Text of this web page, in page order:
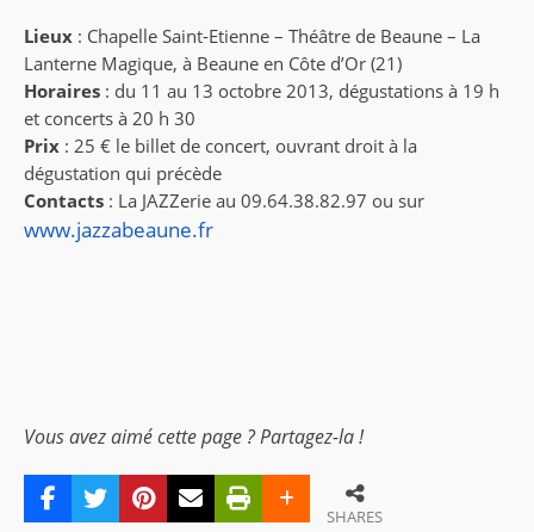
Lieux : Chapelle Saint-Etienne – Théâtre de Beaune – La
Lanterne Magique, à Beaune en Côte d’Or (21)
Horaires : du 11 au 13 octobre 2013, dégustations à 19 h
et concerts à 20 h 30
Prix : 25 € le billet de concert, ouvrant droit à la
dégustation qui précède
Contacts : La JAZZerie au 09.64.38.82.97 ou sur
www.jazzabeaune.fr
Vous avez aimé cette page ? Partagez-la !
SHARES